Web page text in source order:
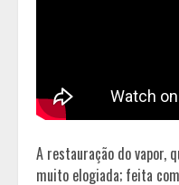
A restauração do vapor,
muito elogiada; feita